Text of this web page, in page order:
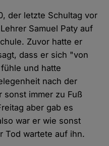
der letzte Schultag vor
Samuel Paty auf
Zuvor hatte er
dass er sich "von
und hatte
nach der
sonst immer zu Fuß
aber gab es
war er wie sonst
Tod wartete auf ihn.